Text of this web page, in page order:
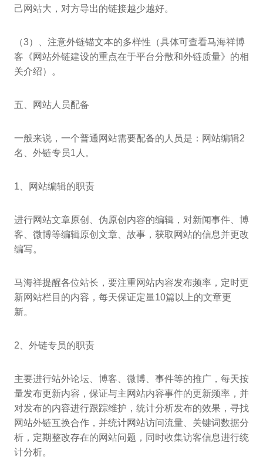
己网站大，对方导出的链接越少越好。
（3）、注意外链锚文本的多样性（具体可查看马海祥博
客《网站外链建设的重点在于平台分散和外链质量》的相
关介绍）。
五、网站人员配备
一般来说，一个普通网站需要配备的人员是：网站编辑2
名、外链专员1人。
1、网站编辑的职责
进行网站文章原创、伪原创内容的编辑，对新闻事件、博
客、微博等编辑原创文章、故事，获取网站的信息并更改
编写。
马海祥提醒各位站长，要注重网站内容发布频率，定时更
新网站栏目的内容，每天保证定量10篇以上的文章更
新。
2、外链专员的职责
主要进行站外论坛、博客、微博、事件等的推广，每天按
量发布更新内容，保证与主网站内容事件的更新频率，并
对发布的内容进行跟踪维护，统计分析发布的效果，寻找
网站外链互换合作，并统计网站访问流量、关键词数据分
析，定期整改存在的网站问题，同时收集访客信息进行统
计分析。